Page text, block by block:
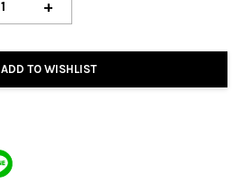
+
ADD TO WISHLIST